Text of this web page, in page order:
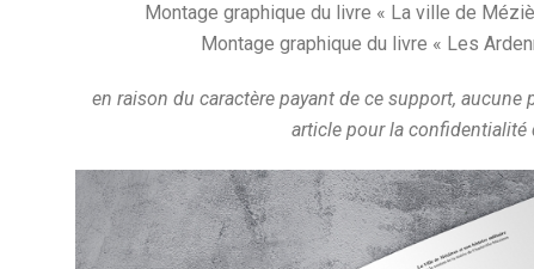
Montage graphique du livre « La ville de
Montage graphique du livre « Les
en raison du caractère payant de ce support, aucune
article pour la confidentialité